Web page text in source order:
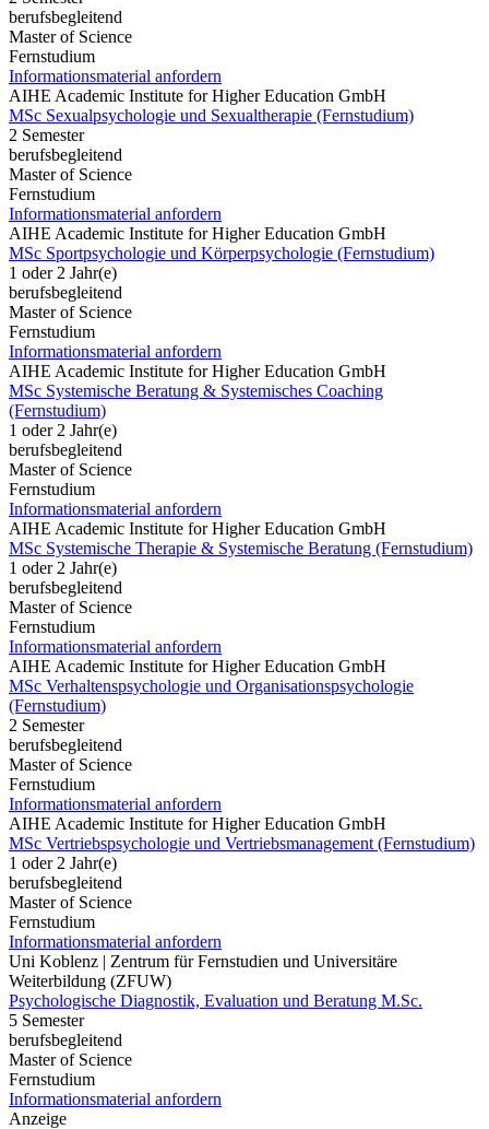
berufsbegleitend
Master of Science
Fernstudium
Informationsmaterial anfordern
AIHE Academic Institute for Higher Education GmbH
MSc Sexualpsychologie und Sexualtherapie (Fernstudium)
2 Semester
berufsbegleitend
Master of Science
Fernstudium
Informationsmaterial anfordern
AIHE Academic Institute for Higher Education GmbH
MSc Sportpsychologie und Körperpsychologie (Fernstudium)
1 oder 2 Jahr(e)
berufsbegleitend
Master of Science
Fernstudium
Informationsmaterial anfordern
AIHE Academic Institute for Higher Education GmbH
MSc Systemische Beratung & Systemisches Coaching
(Fernstudium)
1 oder 2 Jahr(e)
berufsbegleitend
Master of Science
Fernstudium
Informationsmaterial anfordern
AIHE Academic Institute for Higher Education GmbH
MSc Systemische Therapie & Systemische Beratung (Fernstudium)
1 oder 2 Jahr(e)
berufsbegleitend
Master of Science
Fernstudium
Informationsmaterial anfordern
AIHE Academic Institute for Higher Education GmbH
MSc Verhaltenspsychologie und Organisationspsychologie
(Fernstudium)
2 Semester
berufsbegleitend
Master of Science
Fernstudium
Informationsmaterial anfordern
AIHE Academic Institute for Higher Education GmbH
MSc Vertriebspsychologie und Vertriebsmanagement (Fernstudium)
1 oder 2 Jahr(e)
berufsbegleitend
Master of Science
Fernstudium
Informationsmaterial anfordern
Uni Koblenz | Zentrum für Fernstudien und Universitäre
Weiterbildung (ZFUW)
Psychologische Diagnostik, Evaluation und Beratung M.Sc.
5 Semester
berufsbegleitend
Master of Science
Fernstudium
Informationsmaterial anfordern
Anzeige